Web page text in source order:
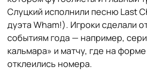
Слуцкий исполнили песню Last
дуэта Wham!). Игроки сделали
событиям года — например,
кальмара» и матчу, где на
отклеились номера.